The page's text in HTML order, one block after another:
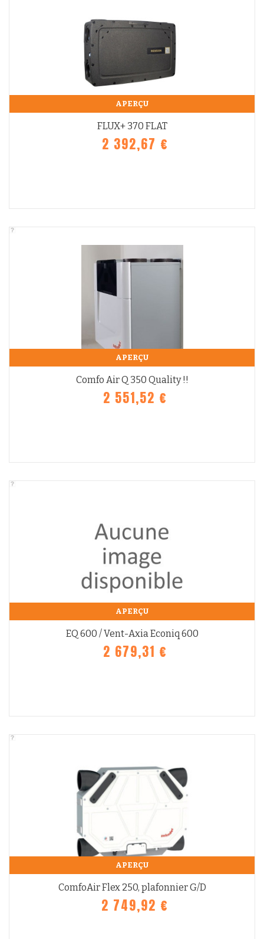
APERÇU
FLUX+ 370 FLAT
2 392,67 €
APERÇU
Comfo Air Q 350 Quality !!
2 551,52 €
APERÇU
EQ 600 / Vent-Axia Econiq 600
2 679,31 €
APERÇU
ComfoAir Flex 250, plafonnier G/D
2 749,92 €